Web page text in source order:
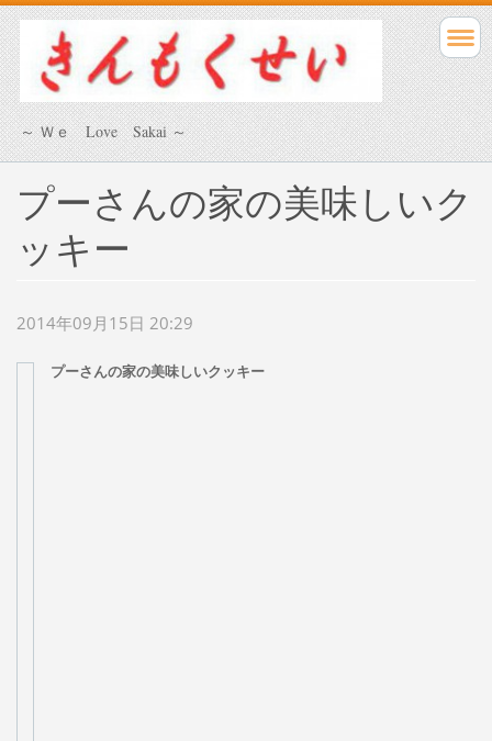
～ Ｗｅ Love Sakai ～
プーさんの家の美味しいク
ッキー
2014年09月15日 20:29
プーさんの家の美味しいクッキー